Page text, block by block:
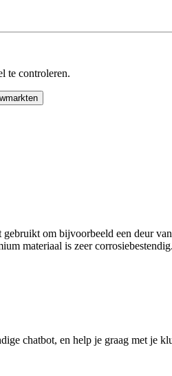
te controleren.
om bijvoorbeeld een deur
materiaal is zeer
chatbot, en help je graag met je